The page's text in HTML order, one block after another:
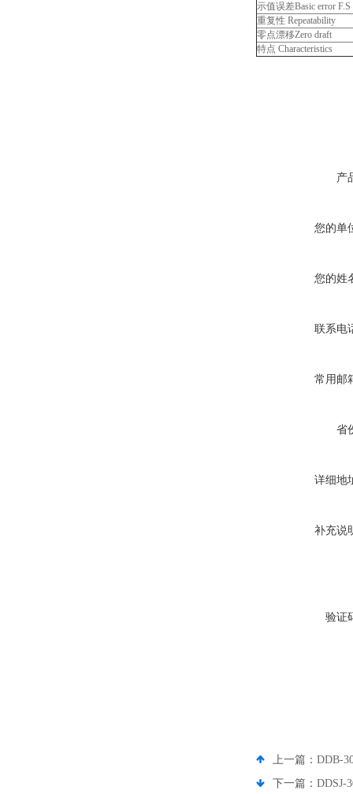
示值误差Basic error F.S
重复性 Repeatability
零点漂移Zero draft
特点 Characteristics
产
您的单
您的姓
联系电
常用邮
省
详细地
补充说
验证
上一篇： DDB-
下一篇： DDSJ-